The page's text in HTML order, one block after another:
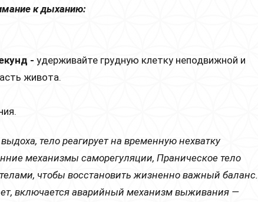
к дыханию:
- удерживайте грудную клетку неподвижной и
живота.
тело реагирует на временную нехватку
механизмы саморегуляции, Праническое тело
чтобы восстановить жизненно важный баланс.
включается аварийный механизм выживания —